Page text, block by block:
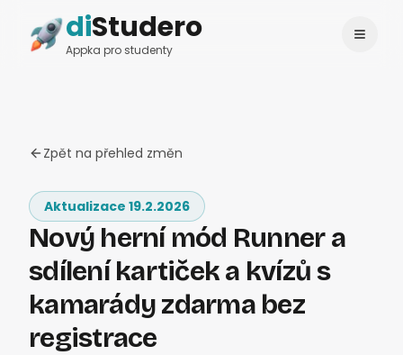
diStudero
Appka pro studenty
Přihlásit se Change language
Zpět na přehled změn
Aktualizace 19.2.2026
Nový herní mód Runner a
sdílení kartiček a kvízů s
kamarády zdarma bez
registrace